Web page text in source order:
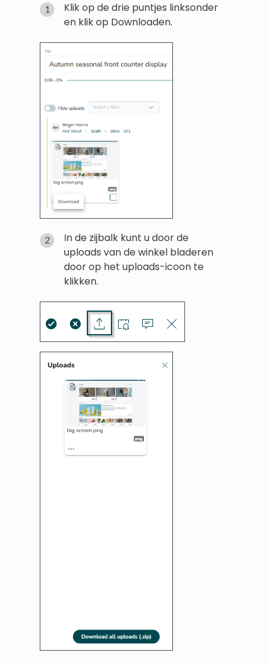
Klik op de drie puntjes linksonder
en klik op Downloaden.
In de zijbalk kunt u door de
uploads van de winkel bladeren
door op het uploads-icoon te
klikken.